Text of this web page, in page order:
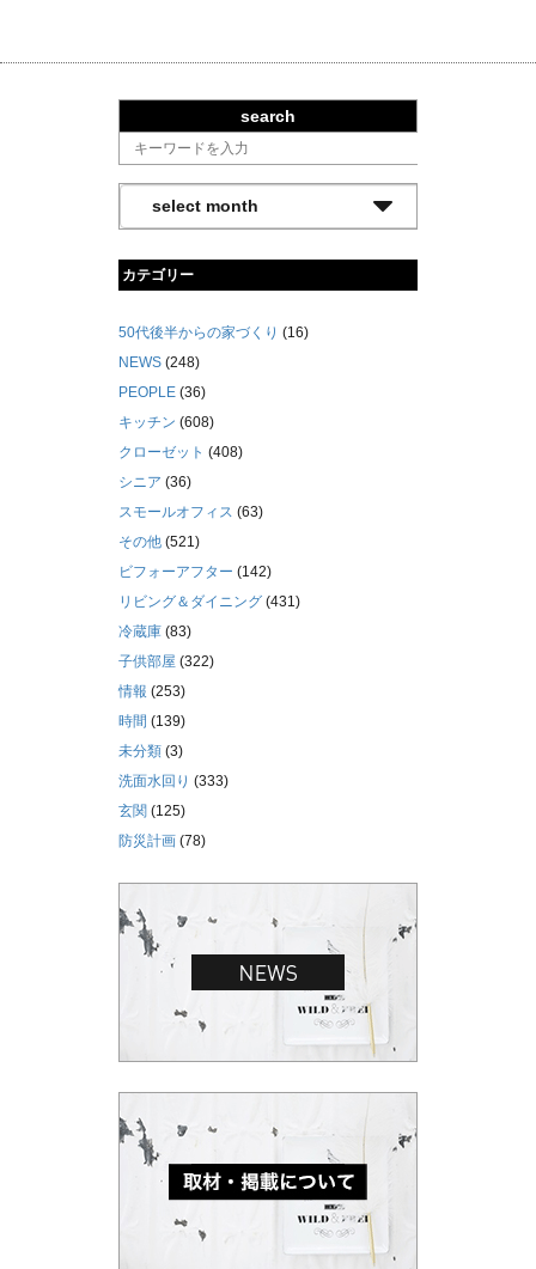
search
カテゴリー
50代後半からの家づくり (16)
NEWS (248)
PEOPLE (36)
キッチン (608)
クローゼット (408)
シニア (36)
スモールオフィス (63)
その他 (521)
ビフォーアフター (142)
リビング＆ダイニング (431)
冷蔵庫 (83)
子供部屋 (322)
情報 (253)
時間 (139)
未分類 (3)
洗面水回り (333)
玄関 (125)
防災計画 (78)